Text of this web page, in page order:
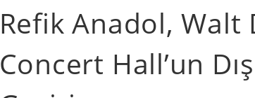
Refik Anadol, Walt
Concert Hall’un